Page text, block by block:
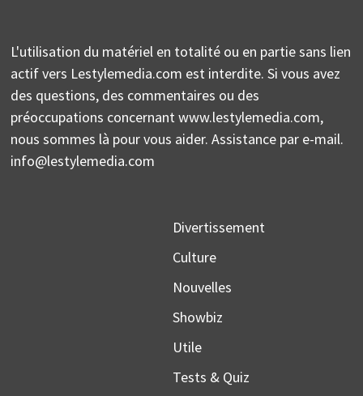
L'utilisation du matériel en totalité ou en partie sans lien
actif vers Lestylemedia.com est interdite. Si vous avez
des questions, des commentaires ou des
préoccupations concernant www.lestylemedia.com,
nous sommes là pour vous aider. Assistance par e-mail.
info@lestylemedia.com
Divertissement
Culture
Nouvelles
Showbiz
Utile
Tests & Quiz